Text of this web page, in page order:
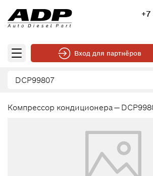
Вход для партнёров
Компрессор кондиционера —